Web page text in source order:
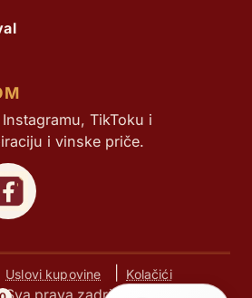
TikToku i
i vinske priče.
Uslovi kupovine Kolačići